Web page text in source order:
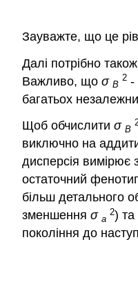
Зауважте, що це
Далі потрібно
Важливо, що σ B
2 -
багатьох
Щоб обчислити σ B
виключно на
дисперсія вимірює
остаточний
більш детального
зменшення σ a
2) та
покоління до